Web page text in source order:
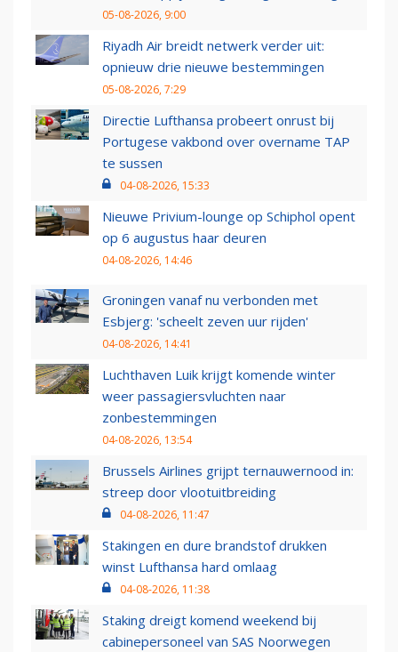
05-08-2026, 9:00
Riyadh Air breidt netwerk verder uit:
opnieuw drie nieuwe bestemmingen
05-08-2026, 7:29
Directie Lufthansa probeert onrust bij
Portugese vakbond over overname TAP
te sussen
04-08-2026, 15:33
Nieuwe Privium-lounge op Schiphol opent
op 6 augustus haar deuren
04-08-2026, 14:46
Groningen vanaf nu verbonden met
Esbjerg: 'scheelt zeven uur rijden'
04-08-2026, 14:41
Luchthaven Luik krijgt komende winter
weer passagiersvluchten naar
zonbestemmingen
04-08-2026, 13:54
Brussels Airlines grijpt ternauwernood in:
streep door vlootuitbreiding
04-08-2026, 11:47
Stakingen en dure brandstof drukken
winst Lufthansa hard omlaag
04-08-2026, 11:38
Staking dreigt komend weekend bij
cabinepersoneel van SAS Noorwegen